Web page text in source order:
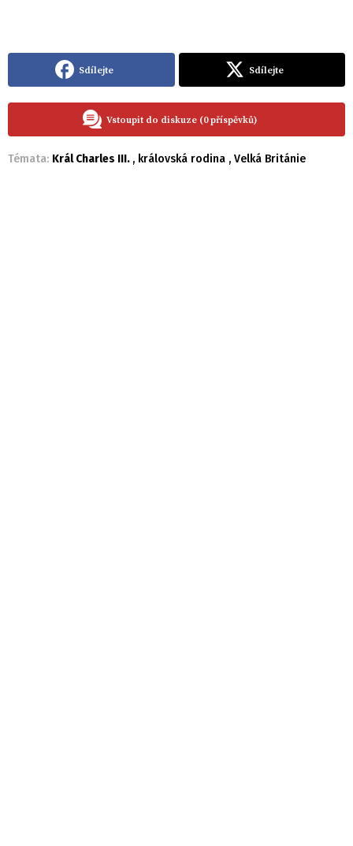
Sdílejte Sdílejte
Vstoupit do diskuze (0 příspěvků)
Témata: Král Charles III. , královská rodina , Velká Británie